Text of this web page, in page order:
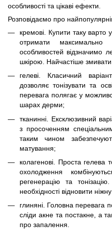
особливості та цікаві ефекти.
Розповідаємо про
кремові . Купити таку
отримати максимально
особливостей відзначимо
шкірою. Найчастіше
гелеві. Класичний
дозволяє тонізувати та
перевага полягає у
шарах дерми;
тканинні. Ексклюзивний
з просоченням
таким чином
матування;
колагенові. Проста гелева
охолодження
регенерацію та
необхідності відновити
глиняні. Головна перевага
сліди акне та постакне, а
про запалення.